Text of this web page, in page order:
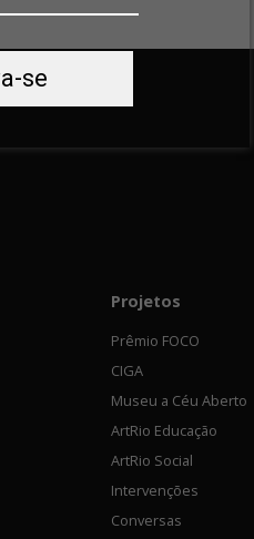
se
Projetos
Prêmio FOCO
CIGA
Museu a Céu Aberto
ArtRio Educação
ArtRio Social
Intervenções
Conversas